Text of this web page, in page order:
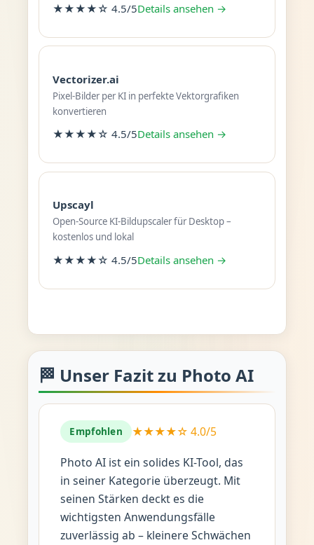
★★★★☆ 4.5/5Details ansehen →
Vectorizer.ai
Pixel-Bilder per KI in perfekte Vektorgrafiken
konvertieren
★★★★☆ 4.5/5Details ansehen →
Upscayl
Open-Source KI-Bildupscaler für Desktop –
kostenlos und lokal
★★★★☆ 4.5/5Details ansehen →
🏁 Unser Fazit zu Photo AI
Empfohlen ★★★★☆ 4.0/5
Photo AI ist ein solides KI-Tool, das
in seiner Kategorie überzeugt. Mit
seinen Stärken deckt es die
wichtigsten Anwendungsfälle
zuverlässig ab – kleinere Schwächen